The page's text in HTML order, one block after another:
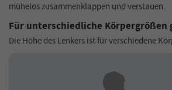
mühelos zusammenklappen und verstauen.
Für unterschiedliche Körpergrößen
Die Höhe des Lenkers ist für verschiedene